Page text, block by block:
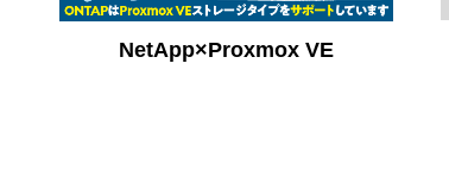
NetApp×Proxmox VE